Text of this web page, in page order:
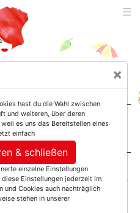
Not Girls.
Montagsinterview
×
hast du die Wahl zwischen
und weiteren, über deren
es uns das Bereitstellen eines
einfach
& schließen
einzelne Einstellungen
Einstellungen jederzeit im
und Cookies auch nachträglich
stehen in unserer